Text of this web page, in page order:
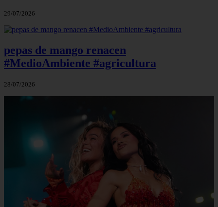
29/07/2026
pepas de mango renacen
#MedioAmbiente #agricultura
28/07/2026